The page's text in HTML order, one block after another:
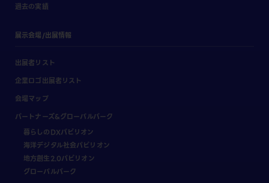
過去の実績
展示会場/出展情報
出展者リスト
企業ロゴ出展者リスト
会場マップ
パートナーズ&グローバルパーク
暮らしのDXパビリオン
海洋デジタル社会パビリオン
地方創生2.0パビリオン
グローバルパーク